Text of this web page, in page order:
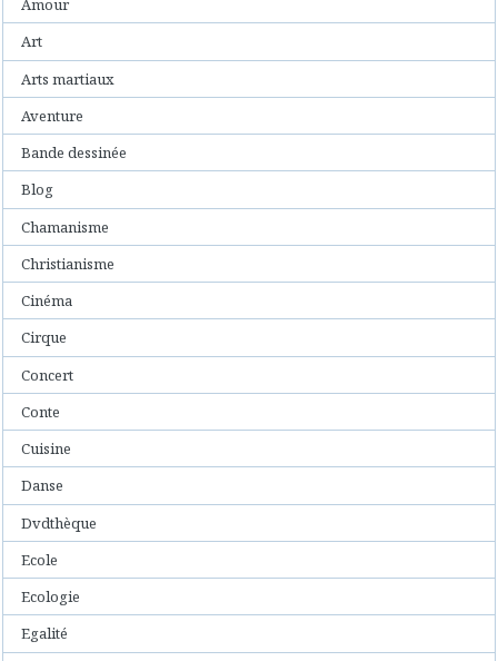
Amour
Art
Arts martiaux
Aventure
Bande dessinée
Blog
Chamanisme
Christianisme
Cinéma
Cirque
Concert
Conte
Cuisine
Danse
Dvdthèque
Ecole
Ecologie
Egalité